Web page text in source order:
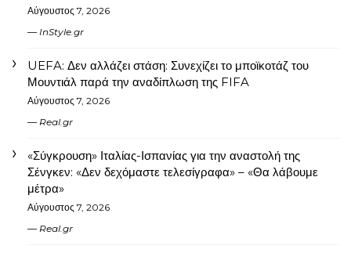
Αύγουστος 7, 2026
InStyle.gr
UEFA: Δεν αλλάζει στάση: Συνεχίζει το μποϊκοτάζ του
Μουντιάλ παρά την αναδίπλωση της FIFA
Αύγουστος 7, 2026
Real.gr
«Σύγκρουση» Ιταλίας-Ισπανίας για την αναστολή της
Σένγκεν: «Δεν δεχόμαστε τελεσίγραφα» – «Θα λάβουμε
μέτρα»
Αύγουστος 7, 2026
Real.gr